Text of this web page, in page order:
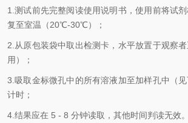
1.测试前先完整阅读使用说明书，使用前将试
复至室温（20℃-30℃）；
2.从原包装袋中取出检测卡，水平放置于观察
用）；
3.吸取金标微孔中的所有溶液加至加样孔中（
计时；
4.结果应在 5 - 8 分钟读取，其他时间判读无效。